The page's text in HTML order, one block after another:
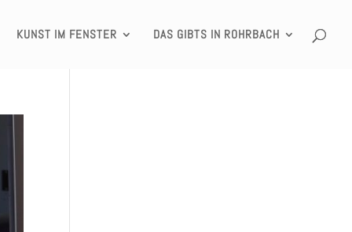
KUNST IM FENSTER DAS GIBTS IN ROHRBACH